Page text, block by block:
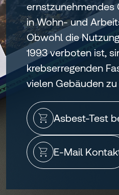
ernstzunehmendes
in Wohn- und
Obwohl die
1993 verboten ist,
krebserregenden
vielen Gebäuden zu
Asbest-Test
E-Mail